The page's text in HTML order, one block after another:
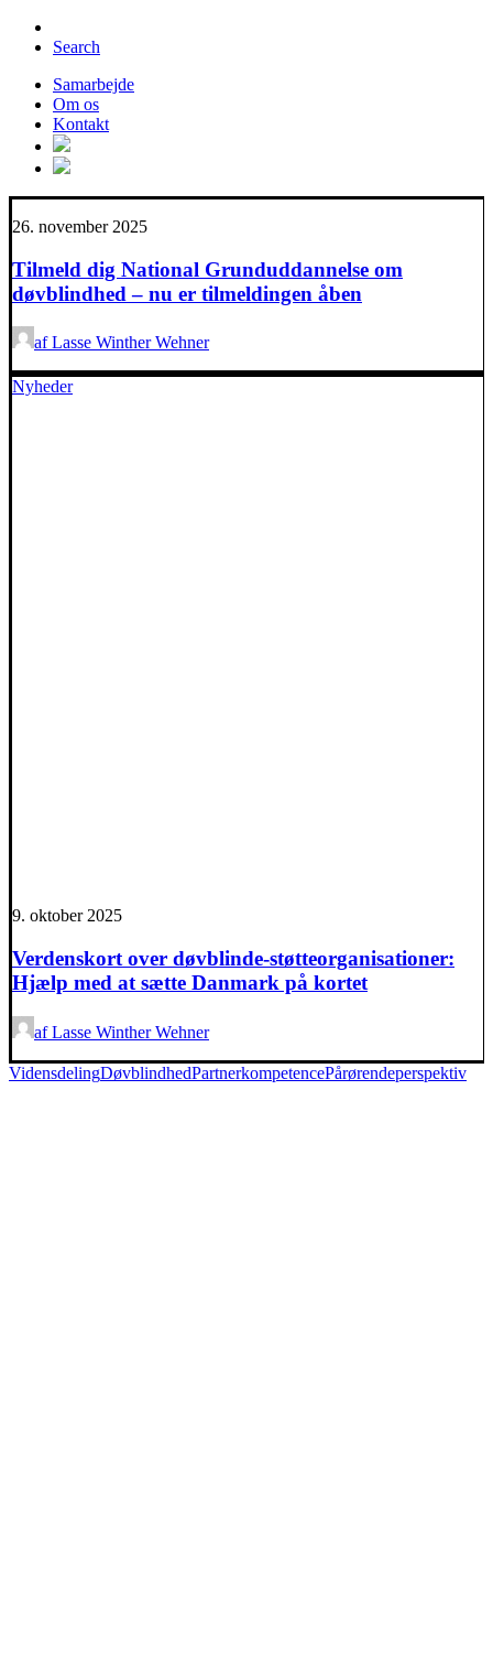
Search
Samarbejde
Om os
Kontakt
26. november 2025
Tilmeld dig National Grunduddannelse om
døvblindhed – nu er tilmeldingen åben
af Lasse Winther Wehner
Nyheder
9. oktober 2025
Verdenskort over døvblinde-støtteorganisationer:
Hjælp med at sætte Danmark på kortet
af Lasse Winther Wehner
VidensdelingDøvblindhedPartnerkompetencePårørendeperspektiv